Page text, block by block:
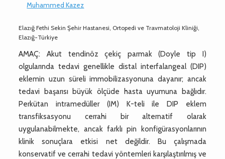
Muhammed Kazez
Elazığ Fethi Sekin Şehir Hastanesi, Ortopedi ve Travmatoloji Kliniği,
Elazığ-Türkiye
AMAÇ: Akut tendinöz çekiç parmak (Doyle tip I)
olgularında tedavi genellikle distal interfalangeal (DIP)
eklemin uzun süreli immobilizasyonuna dayanır; ancak
tedavi başarısı büyük ölçüde hasta uyumuna bağlıdır.
Perkütan intramedüller (IM) K-teli ile DIP eklem
transfiksasyonu cerrahi bir alternatif olarak
uygulanabilmekte, ancak farklı pin konfigürasyonlarının
klinik sonuçlara etkisi net değildir. Bu çalışmada
konservatif ve cerrahi tedavi yöntemleri karşılaştırılmış ve